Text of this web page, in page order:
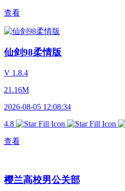
查看
仙剑98柔情版
V 1.8.4
21.16M
2026-08-05 12:08:34
4.8
查看
樱兰高校男公关部